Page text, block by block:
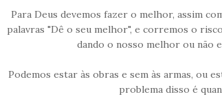
Para Deus devemos fazer o melhor, assim
palavras "Dê o seu melhor", e corremos o
dando o nosso melhor ou não
Podemos estar às obras e sem às armas, ou
problema disso é